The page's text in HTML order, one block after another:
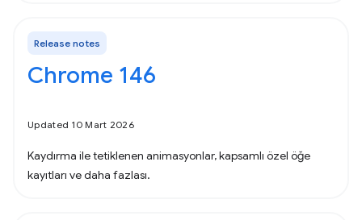
Release notes
Chrome 146
Updated 10 Mart 2026
Kaydırma ile tetiklenen animasyonlar, kapsamlı özel öğe
kayıtları ve daha fazlası.